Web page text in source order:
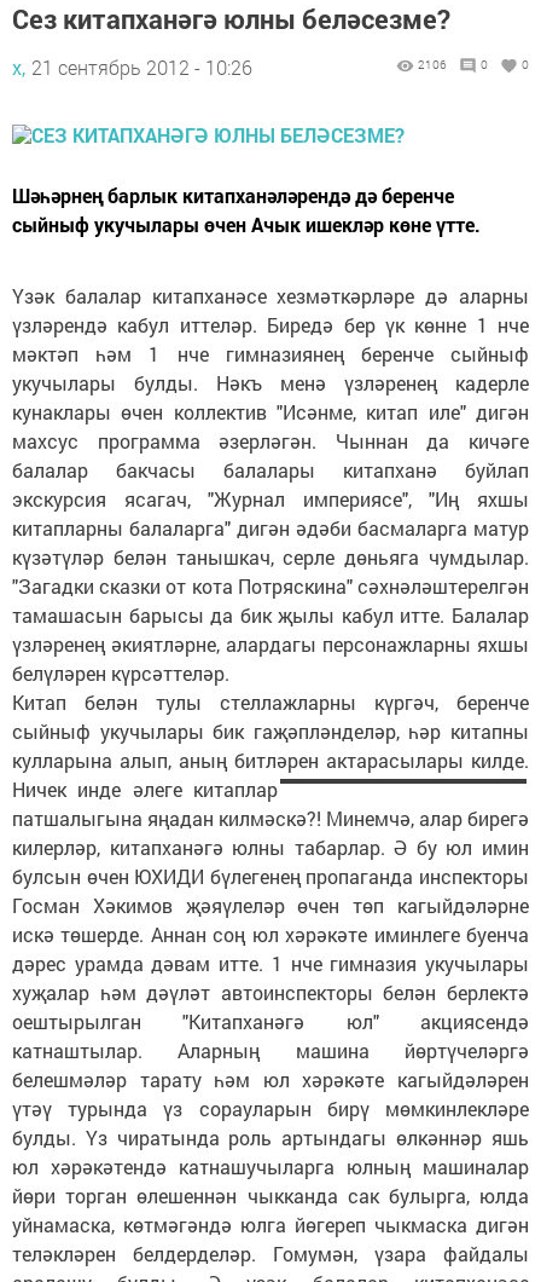
Сез китапханәгә юлны беләсезме?
х, 21 сентябрь 2012 - 10:26 2106 0 0
Шәһәрнең барлык китапханәләрендә дә беренче
сыйныф укучылары өчен Ачык ишекләр көне үтте.
Үзәк балалар китапханәсе хезмәткәрләре дә аларны
үзләрендә кабул иттеләр. Биредә бер үк көнне 1 нче
мәктәп һәм 1 нче гимназиянең беренче сыйныф
укучылары булды. Нәкъ менә үзләренең кадерле
кунаклары өчен коллектив "Исәнме, китап иле" дигән
махсус программа әзерләгән. Чыннан да кичәге
балалар бакчасы балалары китапханә буйлап
экскурсия ясагач, "Журнал империясе", "Иң яхшы
китапларны балаларга" дигән әдәби басмаларга матур
күзәтүләр белән танышкач, серле дөньяга чумдылар.
"Загадки сказки от кота Потряскина" сәхнәләштерелгән
тамашасын барысы да бик җылы кабул итте. Балалар
үзләренең әкиятләрне, алардагы персонажларны яхшы
белүләрен күрсәттеләр.
Китап белән тулы стеллажларны күргәч, беренче
сыйныф укучылары бик гаҗәпләнделәр, һәр китапны
кулларына алып, аның битләрен актарасылары килде.
Ничек инде әлеге китаплар
патшалыгына яңадан килмәскә?! Минемчә, алар бирегә
килерләр, китапханәгә юлны табарлар. Ә бу юл имин
булсын өчен ЮХИДИ бүлегенең пропаганда инспекторы
Госман Хәкимов җәяүлеләр өчен төп кагыйдәләрне
искә төшерде. Аннан соң юл хәрәкәте иминлеге буенча
дәрес урамда дәвам итте. 1 нче гимназия укучылары
хуҗалар һәм дәүләт автоинспекторы белән берлектә
оештырылган "Китапханәгә юл" акциясендә
катнаштылар. Аларның машина йөртүчеләргә
белешмәләр тарату һәм юл хәрәкәте кагыйдәләрен
үтәү турында үз сорауларын бирү мөмкинлекләре
булды. Үз чиратында роль артындагы өлкәннәр яшь
юл хәрәкәтендә катнашучыларга юлның машиналар
йөри торган өлешеннән чыкканда сак булырга, юлда
уйнамас­ка, көтмәгәндә юлга йөгереп чыкмаска дигән
теләкләрен белдерделәр. Гомумән, үзара файдалы